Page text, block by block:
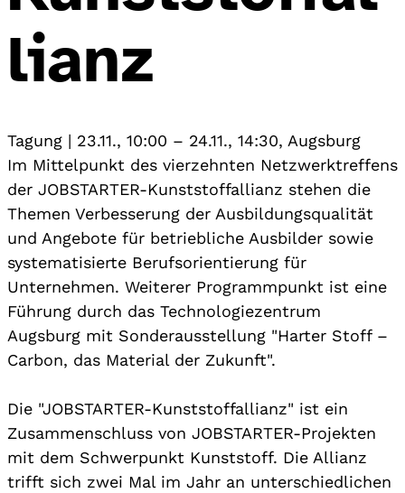
lianz
Tagung | 23.11., 10:00 – 24.11., 14:30, Augsburg
Im Mittelpunkt des vierzehnten Netzwerktreffens
der JOBSTARTER-Kunststoffallianz stehen die
Themen Verbesserung der Ausbildungsqualität
und Angebote für betriebliche Ausbilder sowie
systematisierte Berufsorientierung für
Unternehmen. Weiterer Programmpunkt ist eine
Führung durch das Technologiezentrum
Augsburg mit Sonderausstellung "Harter Stoff –
Carbon, das Material der Zukunft".
Die "JOBSTARTER-Kunststoffallianz" ist ein
Zusammenschluss von JOBSTARTER-Projekten
mit dem Schwerpunkt Kunststoff. Die Allianz
trifft sich zwei Mal im Jahr an unterschiedlichen